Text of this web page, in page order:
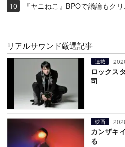
『ヤニねこ』BPOで議論もク
リアルサウンド厳選記事
連載
ロックス
司
映画
カンザキ
る